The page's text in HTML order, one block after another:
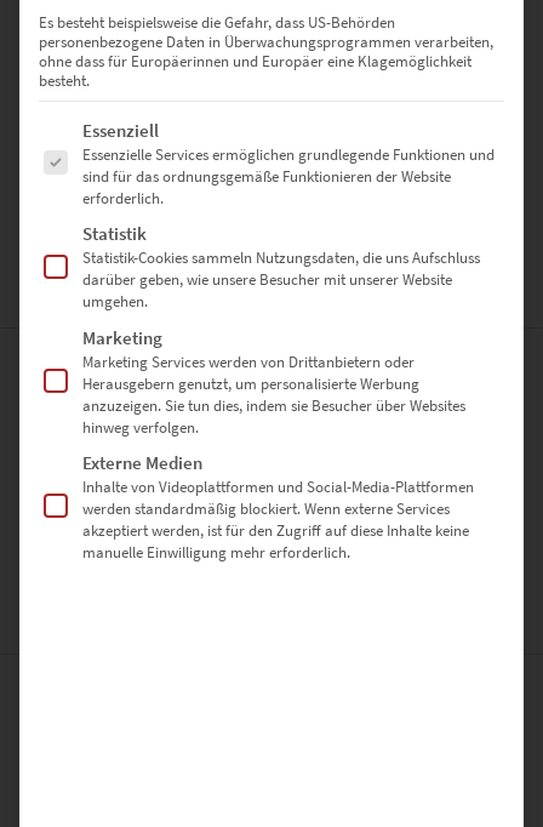
✅ Exklusive Motive & hochwertige Drucktechnik
✅ 3 edle Varianten & viele Größen wählbar
✅ Direkt aufhängefertig geliefert
✅ Ideal für Wohnen, Büro, Praxis oder als Geschenk
Hol dir den Konrad-Adenauer-Platz At the Speed of Light – für
ZUSÄTZLICHE INFORMATIONEN
PRODUKT BESONDERHEITEN
AUSFÜHRUNG
Poster, Leinwand auf Keilrahmen, Acrylglas
GRÖSSE
30 x 20 cm, 45 x 30 cm, 60 x 40 cm, 75 x 50 cm, 90 x 60 cm, 120 x 80
cm, 135 x 90 cm, 150 x 100 cm
Es besteht beispielsweise die Gefahr, dass US-Behörden
personenbezogene Daten in Überwachungsprogrammen verarbeiten,
ohne dass für Europäerinnen und Europäer eine Klagemöglichkeit
besteht.
Es folgt eine Liste der Service-Gruppen, für die eine Einwilligung
Essenziell
Essenzielle Services ermöglichen grundlegende Funktionen und
sind für das ordnungsgemäße Funktionieren der Website
erforderlich.
Statistik
Statistik-Cookies sammeln Nutzungsdaten, die uns Aufschluss
darüber geben, wie unsere Besucher mit unserer Website
umgehen.
Marketing
Marketing Services werden von Drittanbietern oder
Herausgebern genutzt, um personalisierte Werbung
anzuzeigen. Sie tun dies, indem sie Besucher über Websites
hinweg verfolgen.
Externe Medien
Inhalte von Videoplattformen und Social-Media-Plattformen
werden standardmäßig blockiert. Wenn externe Services
akzeptiert werden, ist für den Zugriff auf diese Inhalte keine
manuelle Einwilligung mehr erforderlich.